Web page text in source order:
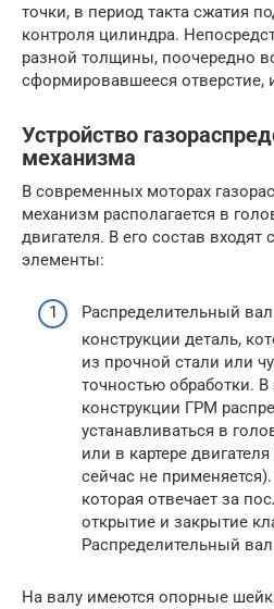
точки, в период такта сжатия
контроля цилиндра.
разной толщины, поочередно
сформировавшееся отверстие,
Устройство
механизма
В современных моторах
механизм располагается в
двигателя. В его состав
элементы:
Распределительный
конструкции деталь,
из прочной стали или
точностью обработки.
конструкции ГРМ
устанавливаться в
или в картере
сейчас не
которая отвечает за
открытие и закрытие
Распределительный вал
На валу имеются опорные